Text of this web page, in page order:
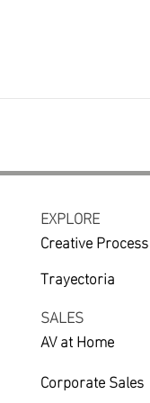
EXPLORE
Creative Process
Trayectoria
SALES
AV at Home
Corporate Sales